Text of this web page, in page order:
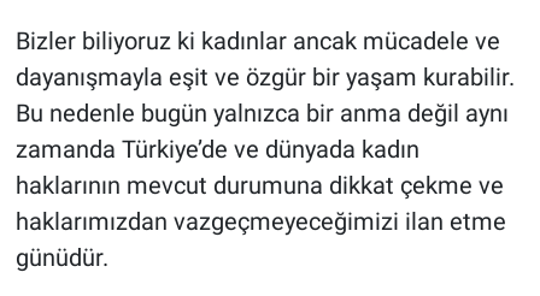
Bizler biliyoruz ki kadınlar ancak mücadele ve
dayanışmayla eşit ve özgür bir yaşam kurabilir.
Bu nedenle bugün yalnızca bir anma değil aynı
zamanda Türkiye’de ve dünyada kadın
haklarının mevcut durumuna dikkat çekme ve
haklarımızdan vazgeçmeyeceğimizi ilan etme
günüdür.